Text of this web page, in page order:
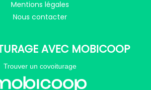
Mentions légales
Nous contacter
AVEC MOBICOOP
Trouver un covoiturage